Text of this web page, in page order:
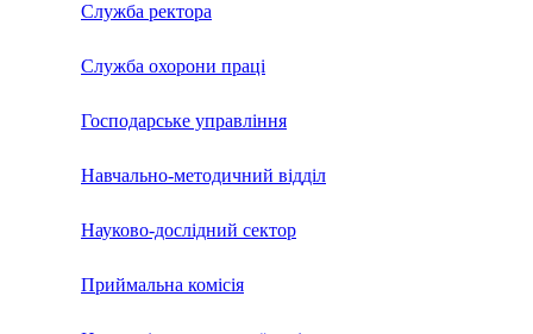
Служба ректора
Служба охорони праці
Господарське управління
Навчально-методичний відділ
Науково-дослідний сектор
Приймальна комісія